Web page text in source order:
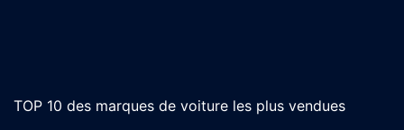
TOP 10 des marques de voiture les plus vendues